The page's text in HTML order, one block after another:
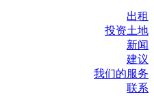
出租
投资土地
新闻
建议
我们的服务
联系